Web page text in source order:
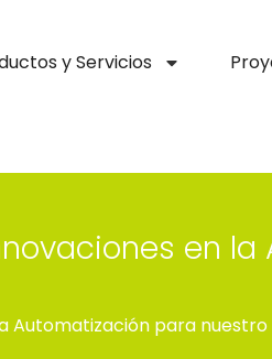
y Servicios
en
Automatización para